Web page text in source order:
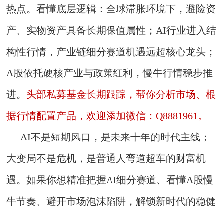
热点。看懂底层逻辑：全球滞胀环境下，避险资
产、实物资产具备长期保值属性；AI行业进入结
构性行情，产业链细分赛道机遇远超核心龙头；
A股依托硬核产业与政策红利，慢牛行情稳步推
进。 头部私募基金长期跟踪，帮你分析市场、根
据行情配置产品，欢迎添加微信：Q8881961。
AI不是短期风口，是未来十年的时代主线；
大变局不是危机，是普通人弯道超车的财富机
遇。如果你想精准把握AI细分赛道、看懂A股慢
牛节奏、避开市场泡沫陷阱，解锁新时代的稳健